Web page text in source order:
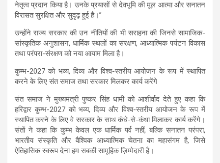
नेतृत्व प्रदान किया है। उनके प्रयासों से देवभूमि की मूल आत्मा और सनातन
विरासत सुरक्षित और सुदृढ़ हुई है।”
उन्होंने राज्य सरकार की उन नीतियों की भी सराहना की जिनसे सामाजिक-
सांस्कृतिक अनुशासन, धार्मिक स्थलों का संरक्षण, आध्यात्मिक पर्यटन विकास
तथा परंपरा-संरक्षण को नया आयाम मिला है।
कुम्भ-2027 को भव्य, दिव्य और विश्व-स्तरीय आयोजन के रूप में स्थापित
करने के लिए संत समाज तथा सरकार मिलकर कार्य करेंगे
संत समाज ने मुख्यमंत्री पुष्कर सिंह धामी को आशीर्वाद देते हुए कहा कि
हरिद्वार कुम्भ-2027 को भव्य, दिव्य और विश्व-स्तरीय आयोजन के रूप में
स्थापित करने के लिए वे सरकार के साथ कंधे-से-कंधा मिलाकर कार्य करेंगे।
संतों ने कहा कि कुम्भ केवल एक धार्मिक पर्व नहीं, बल्कि सनातन परंपरा,
भारतीय संस्कृति और वैश्विक आध्यात्मिक चेतना का महासंगम है, जिसे
ऐतिहासिक स्वरूप देना हम सबकी सामूहिक ज़िम्मेदारी है।